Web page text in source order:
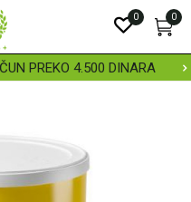
PREKO 4.500 DINARA
0
0